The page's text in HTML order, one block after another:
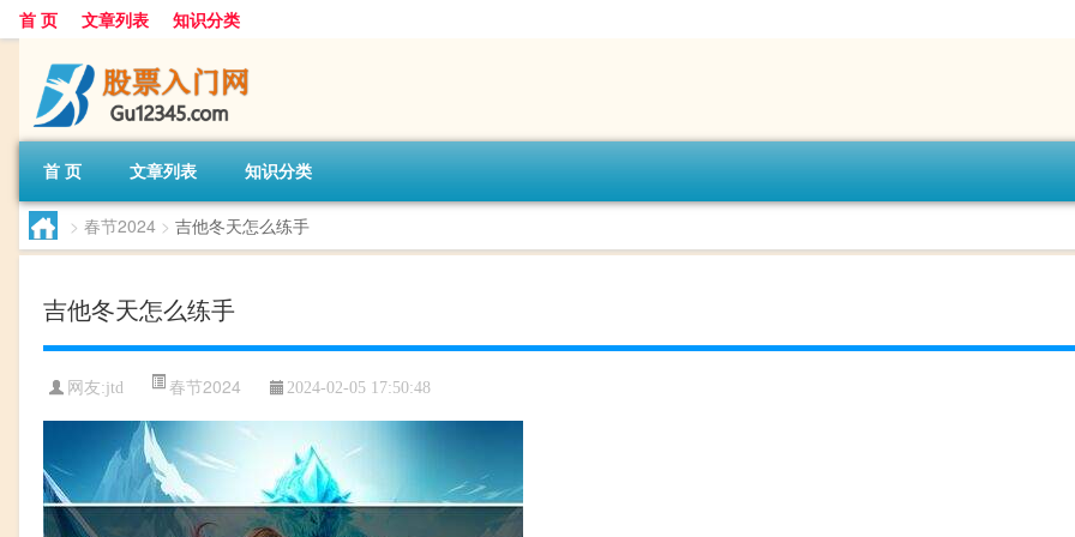
首 页 文章列表 知识分类
首 页 文章列表 知识分类
> 春节2024 > 吉他冬天怎么练手
吉他冬天怎么练手
网友:jtd 春节2024 2024-02-05 17:50:48